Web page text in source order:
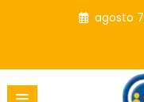
agosto